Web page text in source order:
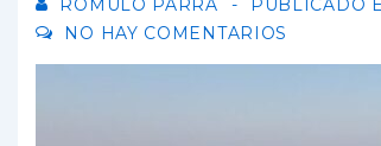
RÓMULO PARRA PUBLICADO
NO HAY COMENTARIOS